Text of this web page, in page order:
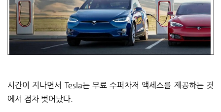
시간이 지나면서 Tesla는 무료 수퍼차저 액세스를 제공하는 것
에서 점차 벗어났다.